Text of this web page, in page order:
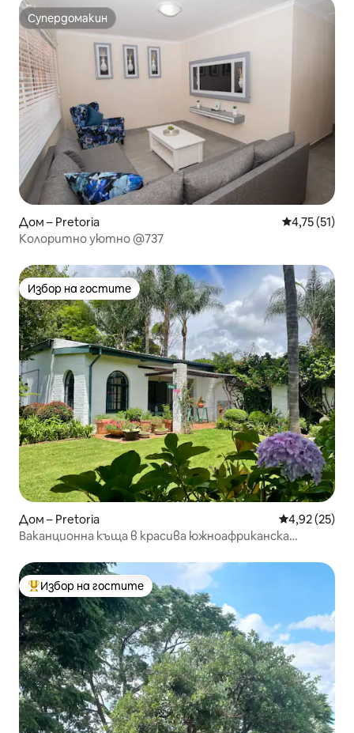
Супердомакин
Супердомакин
Дом – Pretoria Средна
4,75 (51)
Колоритно уютно @737
Избор на гостите
Избор на гостите
Дом – Pretoria Средна
4,92 (25)
Ваканционна къща в красива южноафриканска
Най-популярен избор на гостите
Избор на гостите